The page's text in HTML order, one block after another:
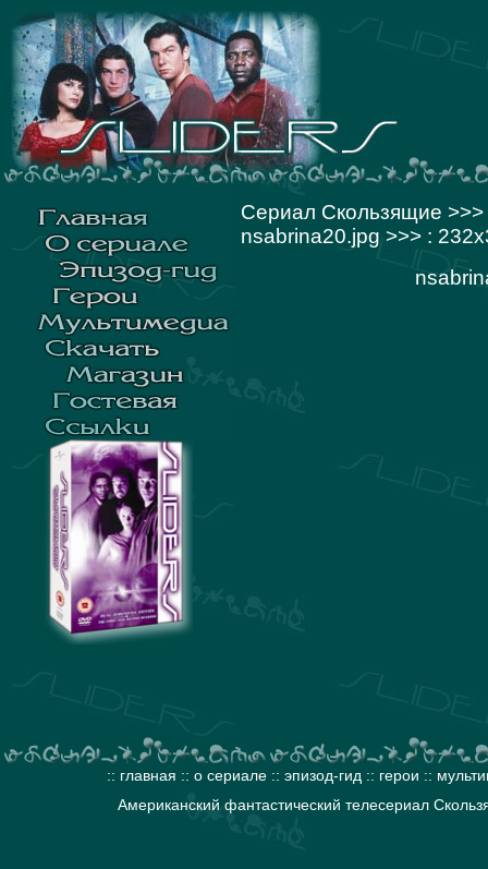
Сериал Скользящие >>>
nsabrina20.jpg >>> :
:: главная :: о сериале:: эпизод-гид :: герои ::
Американский фантастический телесериал